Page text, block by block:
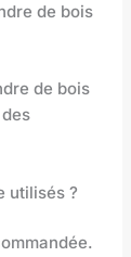
de bois
de bois
utilisés ?